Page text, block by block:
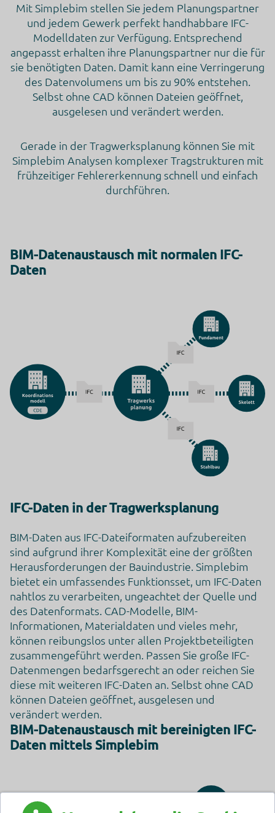
Mit Simplebim stellen Sie jedem Planungspartner
und jedem Gewerk perfekt handhabbare IFC-
Modelldaten zur Verfügung. Entsprechend
angepasst erhalten ihre Planungspartner nur die für
sie benötigten Daten. Damit kann eine Verringerung
des Datenvolumens um bis zu 90% entstehen.
Selbst ohne CAD können Dateien geöffnet,
ausgelesen und verändert werden.
Gerade in der Tragwerksplanung können Sie mit
Simplebim Analysen komplexer Tragstrukturen mit
frühzeitiger Fehlererkennung schnell und einfach
durchführen.
BIM-Datenaustausch mit normalen IFC-
Daten
IFC-Daten in der Tragwerksplanung
BIM-Daten aus IFC-Dateiformaten aufzubereiten
sind aufgrund ihrer Komplexität eine der größten
Herausforderungen der Bauindustrie. Simplebim
bietet ein umfassendes Funktionsset, um IFC-Daten
nahtlos zu verarbeiten, ungeachtet der Quelle und
des Datenformats. CAD-Modelle, BIM-
Informationen, Materialdaten und vieles mehr,
können reibungslos unter allen Projektbeteiligten
zusammengeführt werden. Passen Sie große IFC-
Datenmengen bedarfsgerecht an oder reichen Sie
diese mit weiteren IFC-Daten an. Selbst ohne CAD
können Dateien geöffnet, ausgelesen und
verändert werden.
BIM-Datenaustausch mit bereinigten IFC-
Daten mittels Simplebim